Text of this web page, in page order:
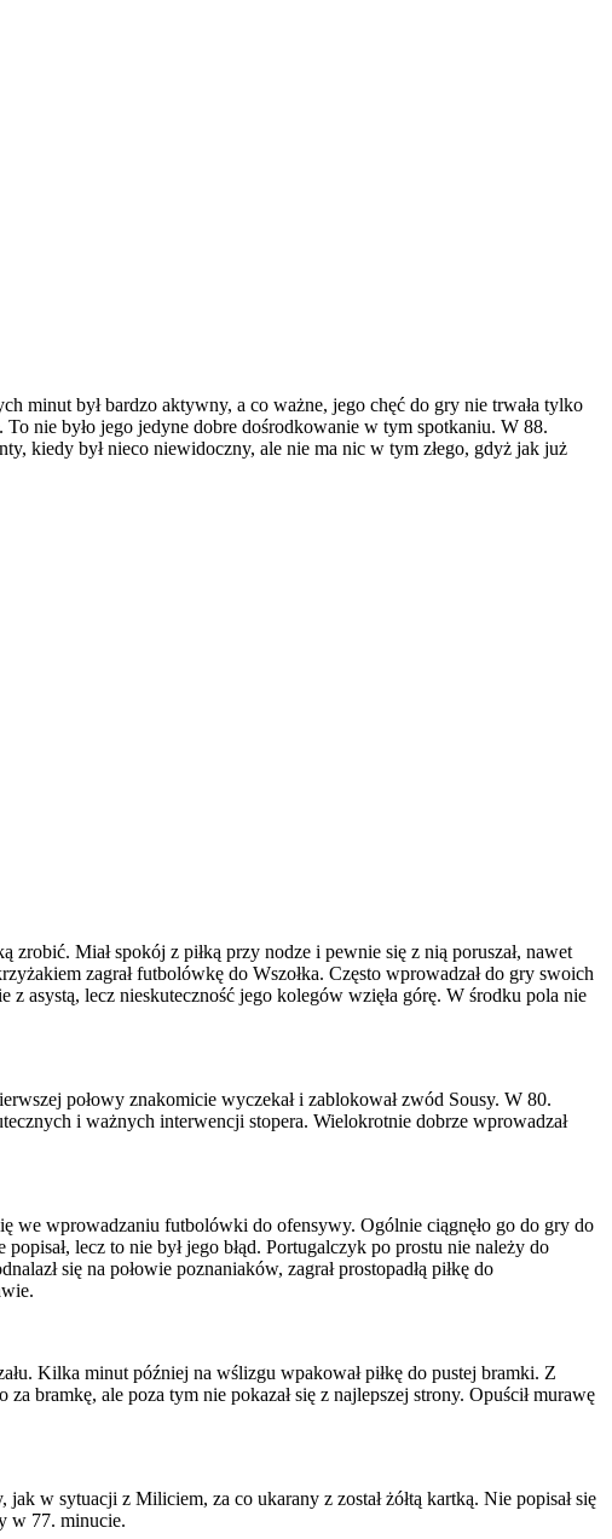
minut był bardzo aktywny, a co ważne, jego chęć do gry nie trwała tylko
nie było jego jedyne dobre dośrodkowanie w tym spotkaniu. W 88.
kiedy był nieco niewidoczny, ale nie ma nic w tym złego, gdyż jak już
Miał spokój z piłką przy nodze i pewnie się z nią poruszał, nawet
zagrał futbolówkę do Wszołka. Często wprowadzał do gry swoich
asystą, lecz nieskuteczność jego kolegów wzięła górę. W środku pola nie
połowy znakomicie wyczekał i zablokował zwód Sousy. W 80.
i ważnych interwencji stopera. Wielokrotnie dobrze wprowadzał
we wprowadzaniu futbolówki do ofensywy. Ogólnie ciągnęło go do gry do
lecz to nie był jego błąd. Portugalczyk po prostu nie należy do
się na połowie poznaniaków, zagrał prostopadłą piłkę do
Kilka minut później na wślizgu wpakował piłkę do pustej bramki. Z
bramkę, ale poza tym nie pokazał się z najlepszej strony. Opuścił murawę
w sytuacji z Miliciem, za co ukarany z został żółtą kartką. Nie popisał się
w 77. minucie.